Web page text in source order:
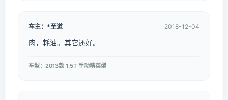
车主：*至道 2018-12-04
肉，耗油。其它还好。
车型：2013款 1.5T 手动精英型